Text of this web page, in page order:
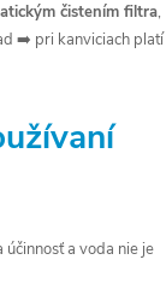
čistením filtra,
➡️ pri kanviciach platí
a voda nie je